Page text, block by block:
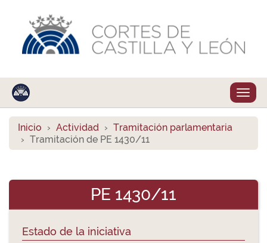
Inicio Actividad
Tramitación parlamentaria
Tramitación de PE 1430/11
PE 1430/11
Estado de la iniciativa